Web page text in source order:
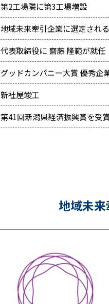
第2工場隣に第3工場増設
地域未来牽引企業に選定され
代表取締役に 齋藤 隆範が就任
グッドカンパニー大賞 優秀企
新社屋竣工
第41回新潟県経済振興賞を受
地域未来